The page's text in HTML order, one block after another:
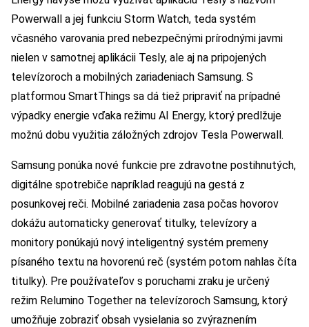
Powerwall a jej funkciu Storm Watch, teda systém
včasného varovania pred nebezpečnými prírodnými javmi
nielen v samotnej aplikácii Tesly, ale aj na pripojených
televízoroch a mobilných zariadeniach Samsung. S
platformou SmartThings sa dá tiež pripraviť na prípadné
výpadky energie vďaka režimu AI Energy, ktorý predlžuje
možnú dobu využitia záložných zdrojov Tesla Powerwall.
Samsung ponúka nové funkcie pre zdravotne postihnutých,
digitálne spotrebiče napríklad reagujú na gestá z
posunkovej reči. Mobilné zariadenia zasa počas hovorov
dokážu automaticky generovať titulky, televízory a
monitory ponúkajú nový inteligentný systém premeny
písaného textu na hovorenú reč (systém potom nahlas číta
titulky). Pre používateľov s poruchami zraku je určený
režim Relumino Together na televízoroch Samsung, ktorý
umožňuje zobraziť obsah vysielania so zvýraznením